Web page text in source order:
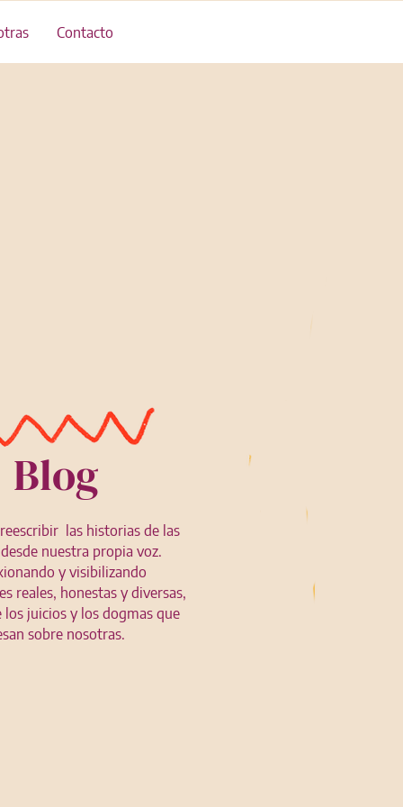
Contacto
Blog
las historias de las
nuestra propia voz.
y visibilizando
reales, honestas y diversas,
los juicios y los dogmas que
sobre nosotras.